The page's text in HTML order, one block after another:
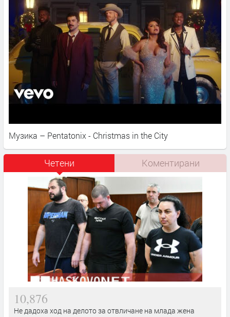
Музика – Pentatonix - Christmas in the City
Четени Коментирани
10,876
Не дадоха ход на делото за отвличане на млада жена